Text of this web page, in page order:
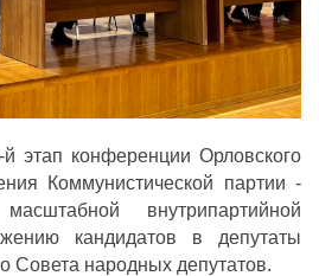
ул. Ковальская, д. 5
22-33-44
77-88-99
Регистрация
этап конференции Орловского
Коммунистической партии -
внутрипартийной
кандидатов в депутаты
Совета народных депутатов.